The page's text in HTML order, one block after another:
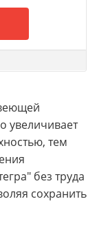
увеличивает
тем
без труда
сохранить